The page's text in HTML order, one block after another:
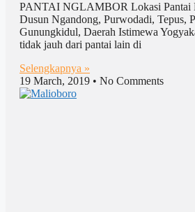
PANTAI NGLAMBOR Lokasi Pantai
Dusun Ngandong, Purwodadi, Tepus,
Gunungkidul, Daerah Istimewa
tidak jauh dari pantai lain di
Selengkapnya »
19 March, 2019
No Comments